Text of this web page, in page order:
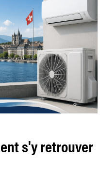
s'y retrouver